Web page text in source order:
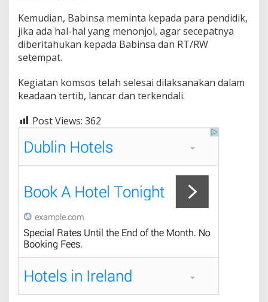
Kemudian, Babinsa meminta kepada para pendidik,
jika ada hal-hal yang menonjol, agar secepatnya
diberitahukan kepada Babinsa dan RT/RW
setempat.
Kegiatan komsos telah selesai dilaksanakan dalam
keadaan tertib, lancar dan terkendali.
Post Views: 362